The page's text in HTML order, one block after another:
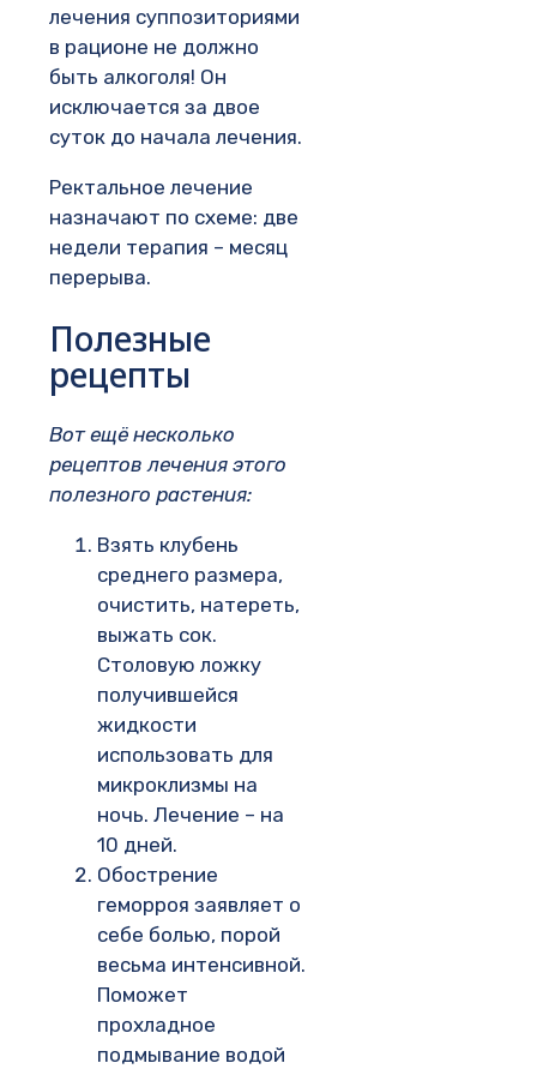
лечения суппозиториями
в рационе не должно
быть алкоголя! Он
исключается за двое
суток до начала лечения.
Ректальное лечение
назначают по схеме: две
недели терапия – месяц
перерыва.
Полезные
рецепты
Вот ещё несколько
рецептов лечения этого
полезного растения:
Взять клубень
среднего размера,
очистить, натереть,
выжать сок.
Столовую ложку
получившейся
жидкости
использовать для
микроклизмы на
ночь. Лечение – на
10 дней.
Обострение
геморроя заявляет о
себе болью, порой
весьма интенсивной.
Поможет
прохладное
подмывание водой